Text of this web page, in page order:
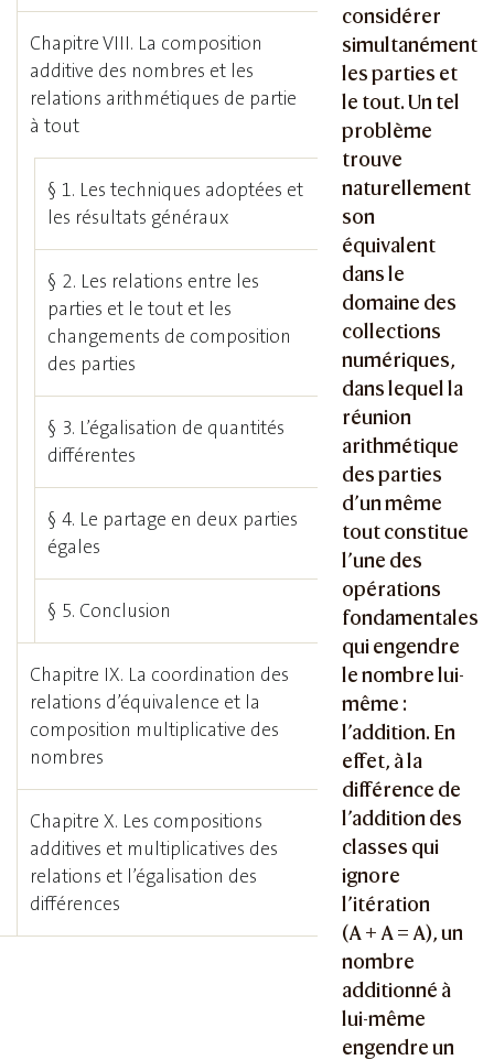
considérer
simultanément
les parties et
le tout. Un tel
problème
trouve
naturellement
son
équivalent
dans le
domaine des
collections
numériques,
dans lequel la
réunion
arithmétique
des parties
d’un même
tout constitue
l’une des
opérations
fondamentales
qui engendre
le nombre lui-
même :
l’addition. En
effet, à la
différence de
l’addition des
classes qui
ignore
l’itération
(A + A = A), un
nombre
additionné à
lui-même
engendre un
Chapitre VIII. La composition
additive des nombres et les
relations arithmétiques de partie
à tout
§ 1. Les techniques adoptées et
les résultats généraux
§ 2. Les relations entre les
parties et le tout et les
changements de composition
des parties
§ 3. L’égalisation de quantités
différentes
§ 4. Le partage en deux parties
égales
§ 5. Conclusion
Chapitre IX. La coordination des
relations d’équivalence et la
composition multiplicative des
nombres
Chapitre X. Les compositions
additives et multiplicatives des
relations et l’égalisation des
différences